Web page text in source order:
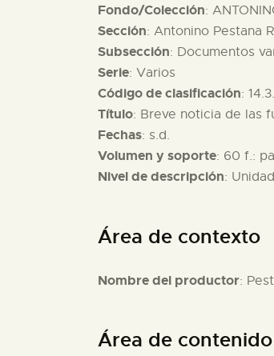
Fondo/Colección:
Sección: Antonino Pestana
Subsección: Documentos
Serie: Varios
Código de clasificación:
Título: Breve noticia de las
Fechas: s.d.
Volumen y soporte: 60 f.:
Nivel de descripción:
Área de contexto
Nombre del productor:
Área de